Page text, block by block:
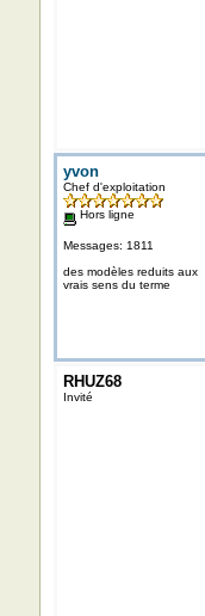
yvon
Chef d'exploitation
Hors ligne
Messages: 1811
des modèles reduits aux
vrais sens du terme
RHUZ68
Invité